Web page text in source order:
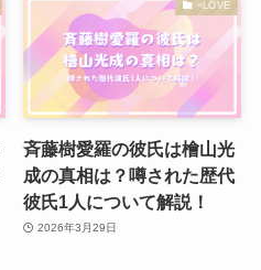
=LOVE
斉藤樹愛羅の彼氏は檜山光
成の真相は？噂された歴代
彼氏1人について解説！
2026年3月29日